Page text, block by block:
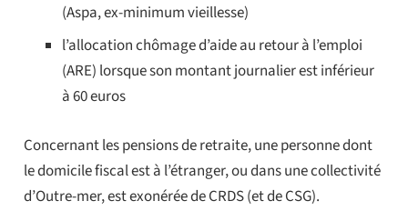
(Aspa, ex-minimum vieillesse)
l’allocation chômage d’aide au retour à l’emploi
(ARE) lorsque son montant journalier est inférieur
à 60 euros
Concernant les pensions de retraite, une personne dont
le domicile fiscal est à l’étranger, ou dans une collectivité
d’Outre-mer, est exonérée de CRDS (et de CSG).